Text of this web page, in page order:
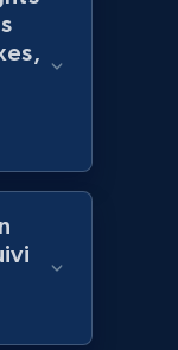
Collect
Initial
and